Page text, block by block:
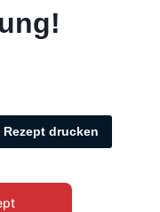
Rezept drucken